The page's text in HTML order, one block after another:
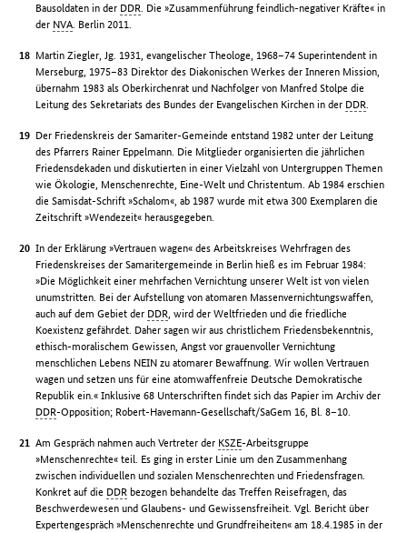
Bausoldaten in der DDR. Die »Zusammenführung feindlich-negativer Kräfte« in
der NVA. Berlin 2011.
Martin Ziegler, Jg. 1931, evangelischer Theologe, 1968–74 Superintendent in
Merseburg, 1975–83 Direktor des Diakonischen Werkes der Inneren Mission,
übernahm 1983 als Oberkirchenrat und Nachfolger von Manfred Stolpe die
Leitung des Sekretariats des Bundes der Evangelischen Kirchen in der DDR.
Der Friedenskreis der Samariter-Gemeinde entstand 1982 unter der Leitung
des Pfarrers Rainer Eppelmann. Die Mitglieder organisierten die jährlichen
Friedensdekaden und diskutierten in einer Vielzahl von Untergruppen Themen
wie Ökologie, Menschenrechte, Eine-Welt und Christentum. Ab 1984 erschien
die Samisdat-Schrift »Schalom«, ab 1987 wurde mit etwa 300 Exemplaren die
Zeitschrift »Wendezeit« herausgegeben.
In der Erklärung »Vertrauen wagen« des Arbeitskreises Wehrfragen des
Friedenskreises der Samaritergemeinde in Berlin hieß es im Februar 1984:
»Die Möglichkeit einer mehrfachen Vernichtung unserer Welt ist von vielen
unumstritten. Bei der Aufstellung von atomaren Massenvernichtungswaffen,
auch auf dem Gebiet der DDR, wird der Weltfrieden und die friedliche
Koexistenz gefährdet. Daher sagen wir aus christlichem Friedensbekenntnis,
ethisch-moralischem Gewissen, Angst vor grauenvoller Vernichtung
menschlichen Lebens NEIN zu atomarer Bewaffnung. Wir wollen Vertrauen
wagen und setzen uns für eine atomwaffenfreie Deutsche Demokratische
Republik ein.« Inklusive 68 Unterschriften findet sich das Papier im Archiv der
DDR-Opposition; Robert-Havemann-Gesellschaft/SaGem 16, Bl. 8–10.
Am Gespräch nahmen auch Vertreter der KSZE-Arbeitsgruppe
»Menschenrechte« teil. Es ging in erster Linie um den Zusammenhang
zwischen individuellen und sozialen Menschenrechten und Friedensfragen.
Konkret auf die DDR bezogen behandelte das Treffen Reisefragen, das
Beschwerdewesen und Glaubens- und Gewissensfreiheit. Vgl. Bericht über
Expertengespräch »Menschenrechte und Grundfreiheiten« am 18.4.1985 in der